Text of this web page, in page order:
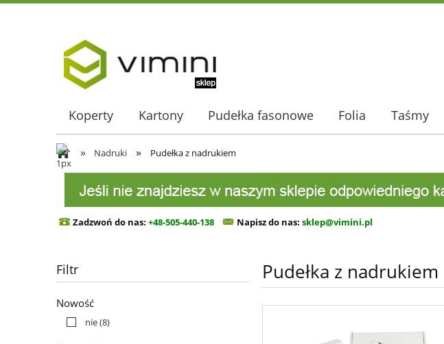
Koperty Kartony Pudełka fasonowe Folia Taśmy
» Nadruki » Pudełka z nadrukiem
Zadzwoń do nas: +48-505-440-138 Napisz do nas: sklep@vimini.pl
Filtr
Nowość
nie(8)
Pudełka z nadrukiem